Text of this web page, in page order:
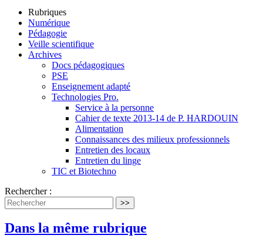
Rubriques
Numérique
Pédagogie
Veille scientifique
Archives
Docs pédagogiques
PSE
Enseignement adapté
Technologies Pro.
Service à la personne
Cahier de texte 2013-14 de P. HARDOUIN
Alimentation
Connaissances des milieux professionnels
Entretien des locaux
Entretien du linge
TIC et Biotechno
Rechercher :
>>
Dans la même rubrique